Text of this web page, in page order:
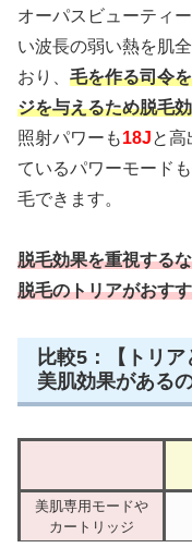
オーパスビューティ
い波長の弱い熱を肌
おり、 毛を作る司令
ジを与えるため脱毛
照射パワーも18Jと高
ているパワーモード
毛できます。
脱毛効果を重視する
脱毛のトリアがおす
比較5：【トリア
美肌効果がある
美肌専用モードや
カートリッジ